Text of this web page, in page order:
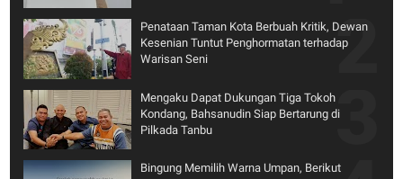
Penataan Taman Kota Berbuah Kritik, Dewan
Kesenian Tuntut Penghormatan terhadap
Warisan Seni
Mengaku Dapat Dukungan Tiga Tokoh
Kondang, Bahsanudin Siap Bertarung di
Pilkada Tanbu
Bingung Memilih Warna Umpan, Berikut